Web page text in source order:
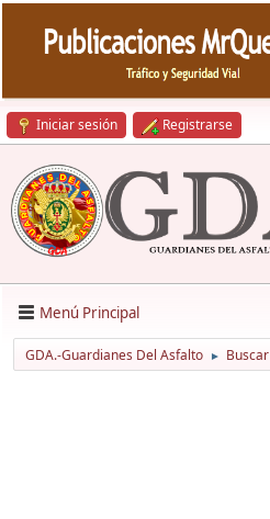
Iniciar sesión Registrarse
Menú Principal
GDA.-Guardianes Del Asfalto ► Buscar